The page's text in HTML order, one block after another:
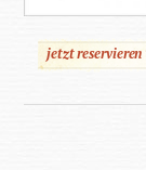
jetzt reservieren